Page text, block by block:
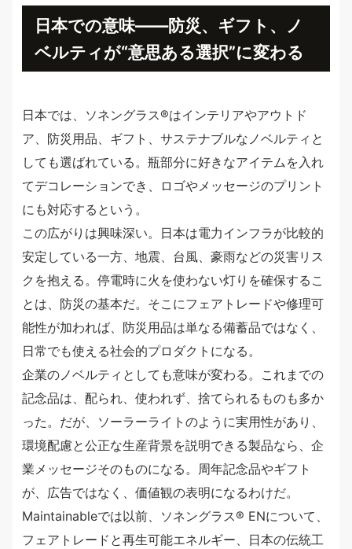
日本での意味——防災、ギフト、ノ
ベルティが“意思ある選択”に変わる
日本では、ソネングラス®︎はインテリアやアウトド
ア、防災用品、ギフト、サステナブルなノベルティと
しても選ばれている。瓶部分に好きなアイテムを入れ
てデコレーションでき、ロゴやメッセージのプリント
にも対応するという。
この広がりは興味深い。日本は電力インフラが比較的
安定している一方、地震、台風、豪雨などの災害リス
クを抱える。停電時に火を使わない灯りを確保するこ
とは、防災の基本だ。そこにフェアトレードや修理可
能性が加われば、防災用品は単なる備蓄品ではなく、
日常でも使える社会的プロダクトになる。
企業のノベルティとしても意味が変わる。これまでの
記念品は、配られ、使われず、捨てられるものも多か
った。だが、ソーラーライトのように実用性があり、
環境配慮と公正な生産背景を説明できる製品なら、企
業メッセージそのものになる。周年記念品やギフト
が、広告ではなく、価値観の表明になるわけだ。
Maintainableでは以前、ソネングラス®︎ ENについて、
フェアトレードと再生可能エネルギー、日本の伝統工